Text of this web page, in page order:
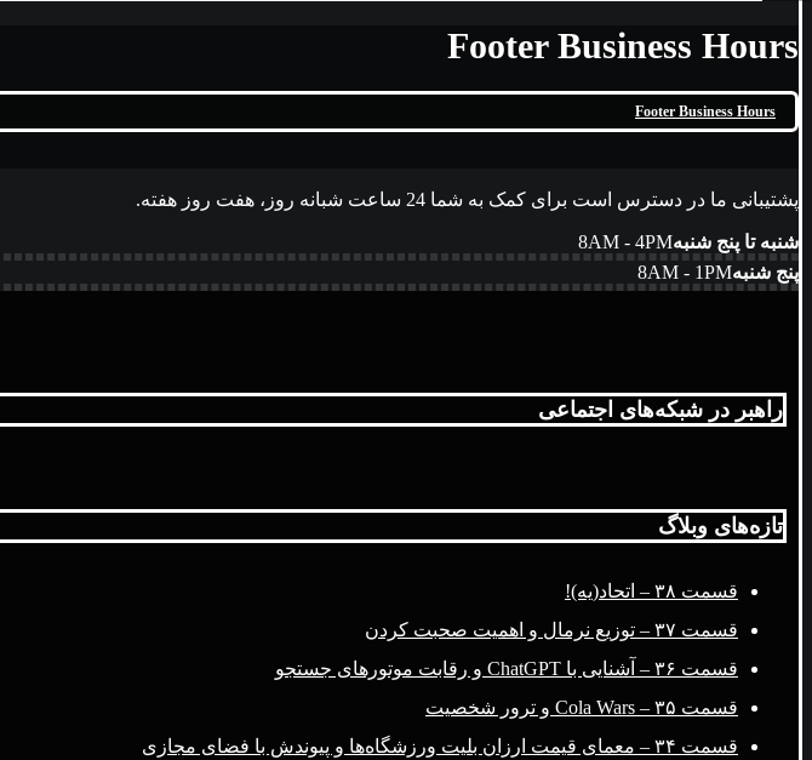
Footer Business Hours
Footer Business Hours
پشتیبانی ما در دسترس است برای کمک به شما 24 ساعت شبانه روز، هفت روز هفته.
شنبه تا پنج شنبه8AM - 4PM
پنج شنبه8AM - 1PM
راهبر در شبکه‌های اجتماعی
تازه‌های وبلاگ
قسمت ۳۸ – اتحاد(یه)!
قسمت ۳۷ – توزیع نرمال و اهمیت صحبت کردن
قسمت ۳۶ – آشنایی با ChatGPT و رقابت موتورهای جستجو
قسمت ۳۵ – Cola Wars و ترور شخصیت
قسمت ۳۴ – معمای قیمت ارزان بلیت ورزشگاه‌ها و پیوندش با فضای مجازی